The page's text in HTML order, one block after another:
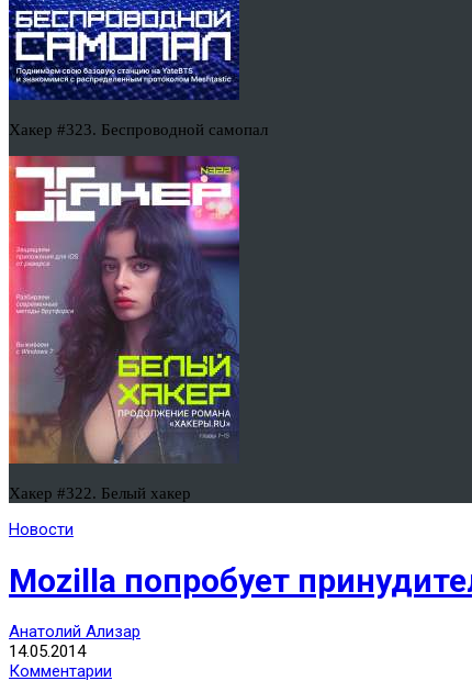
Хакер #323. Беспроводной самопал
Хакер #322. Белый хакер
Новости
Mozilla попробует
Анатолий Ализар
14.05.2014
Комментарии